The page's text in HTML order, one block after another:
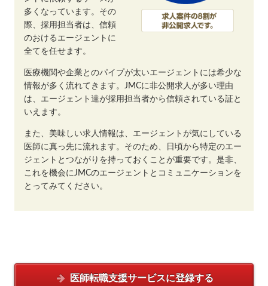
多くなっています。その
際、採用担当者は、信頼
のおけるエージェントに
全てを任せます。
医療機関や企業とのパイプが太いエージェントには希少な
情報が多く流れてきます。JMCに非公開求人が多い理由
は、エージェント達が採用担当者から信頼されている証と
いえます。
また、美味しい求人情報は、エージェントが気にしている
医師に真っ先に流れます。そのため、日頃から特定のエー
ジェントとつながりを持っておくことが重要です。是非、
これを機会にJMCのエージェントとコミュニケーションを
とってみてください。
医師転職支援サービスに登録する